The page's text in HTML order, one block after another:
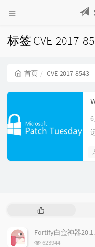
标签 CVE-2017-
首页 CVE-2017-8543
热
文
章
Fortify白盒神器
浏
623944